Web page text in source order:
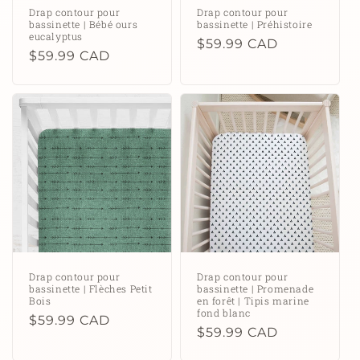
Drap contour pour
bassinette | Bébé ours
eucalyptus
Prix
$59.99 CAD
Drap contour pour
bassinette | Préhistoire
Prix
$59.99 CAD
Drap contour pour
bassinette | Flèches Petit
Bois
Prix
$59.99 CAD
Drap contour pour
bassinette | Promenade
en forêt | Tipis marine
fond blanc
Prix
$59.99 CAD